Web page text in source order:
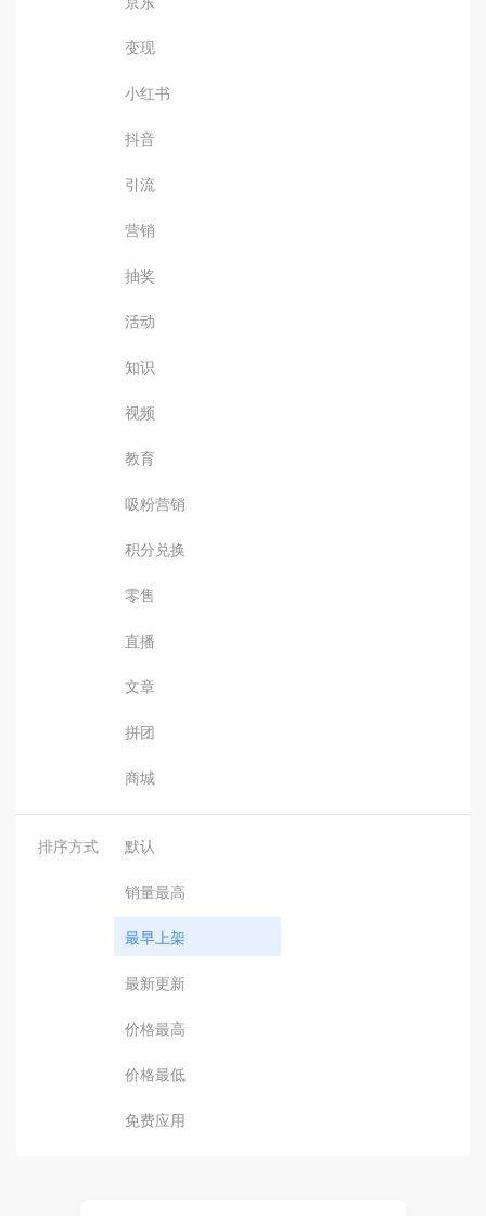
变现
小红书
抖音
引流
营销
抽奖
活动
知识
视频
教育
吸粉营销
积分兑换
零售
直播
文章
拼团
商城
排序方式 默认
销量最高
最早上架
最新更新
价格最高
价格最低
免费应用